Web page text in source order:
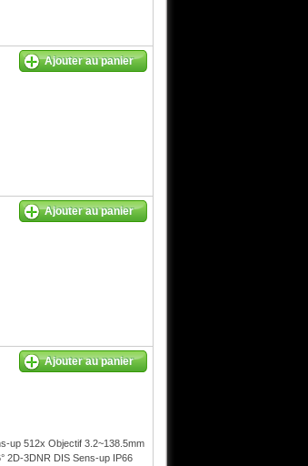
Ajouter au panier
Ajouter au panier
Ajouter au panier
up 512x Objectif 3.2~138.5mm
2D-3DNR DIS Sens-up IP66